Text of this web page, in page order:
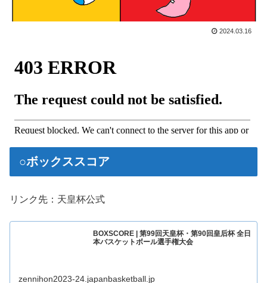
2024.03.16
○ボックススコア
リンク先：天皇杯公式
BOXSCORE | 第99回天皇杯・第90回皇后杯 全日
本バスケットボール選手権大会
zennihon2023-24.japanbasketball.jp